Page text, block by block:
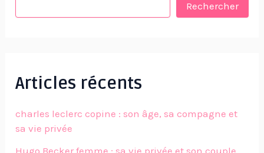
Rechercher
Articles récents
charles leclerc copine : son âge, sa compagne et
sa vie privée
Hugo Becker femme : sa vie privée et son couple